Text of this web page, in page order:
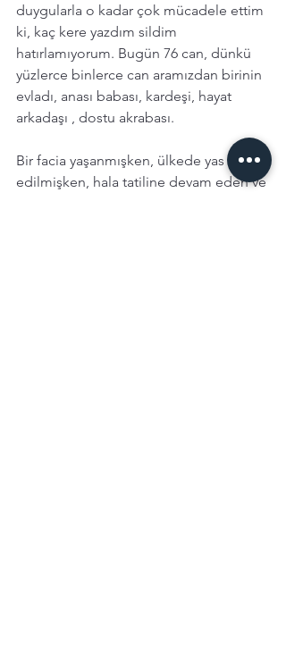
duygularla o kadar çok mücadele ettim
ki, kaç kere yazdım sildim
hatırlamıyorum. Bugün 76 can, dünkü
yüzlerce binlerce can aramızdan birinin
evladı, anası babası, kardeşi, hayat
arkadaşı , dostu akrabası.
Bir facia yaşanmışken, ülkede yas ilan
edilmişken, hala tatiline devam eden ve